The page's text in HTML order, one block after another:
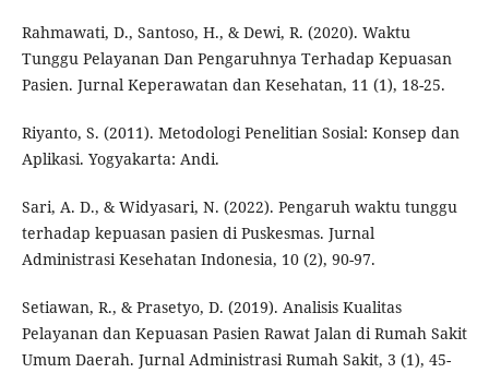
Rahmawati, D., Santoso, H., & Dewi, R. (2020). Waktu
Tunggu Pelayanan Dan Pengaruhnya Terhadap Kepuasan
Pasien. Jurnal Keperawatan dan Kesehatan, 11 (1), 18-25.
Riyanto, S. (2011). Metodologi Penelitian Sosial: Konsep dan
Aplikasi. Yogyakarta: Andi.
Sari, A. D., & Widyasari, N. (2022). Pengaruh waktu tunggu
terhadap kepuasan pasien di Puskesmas. Jurnal
Administrasi Kesehatan Indonesia, 10 (2), 90-97.
Setiawan, R., & Prasetyo, D. (2019). Analisis Kualitas
Pelayanan dan Kepuasan Pasien Rawat Jalan di Rumah Sakit
Umum Daerah. Jurnal Administrasi Rumah Sakit, 3 (1), 45-